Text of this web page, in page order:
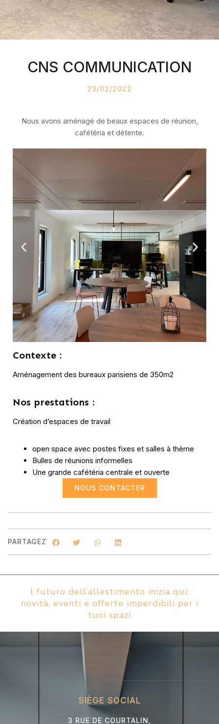
CNS COMMUNICATION
23/02/2022
Nous avons aménagé de beaux espaces de réunion,
cafétéria et détente.
Contexte :
Aménagement des bureaux parisiens de 350m2
Nos prestations :
Création d’espaces de travail
open space avec postes fixes et salles à thème
Bulles de réunions informelles
Une grande cafétéria centrale et ouverte
NOUS CONTACTER
PARTAGEZ
l futuro dell’allestimento inizia qui:
novità, eventi e offerte imperdibili per i
tuoi spazi
SIÈGE SOCIAL
3 RUE DE COURTALIN,